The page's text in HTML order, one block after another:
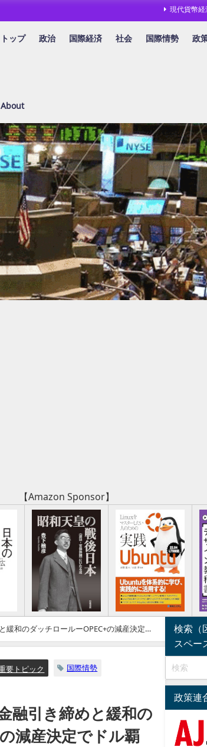
現代貨幣
トップ 政治 国際経済 社会 国際情勢 政
About
【Amazon Sponsor】
和のダッチロールーOPEC+の減産決定で
要トピック
国際情勢
融引き締めと緩和の
減産決定でドル覇
検索（
スペー
政策連